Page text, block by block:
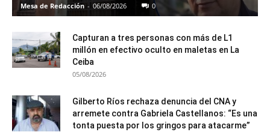
Mesa de Redacción - 06/08/2026 0
Capturan a tres personas con más de L1
millón en efectivo oculto en maletas en La
Ceiba
05/08/2026
Gilberto Ríos rechaza denuncia del CNA y
arremete contra Gabriela Castellanos: “Es una
tonta puesta por los gringos para atacarme”